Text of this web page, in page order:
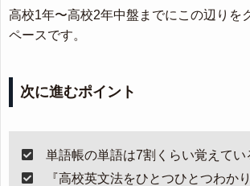
高校1年〜高校2年中盤までにこの辺りを
ペースです。
次に進むポイント
単語帳の単語は7割くらい覚えてい
『高校英文法をひとつひとつわか